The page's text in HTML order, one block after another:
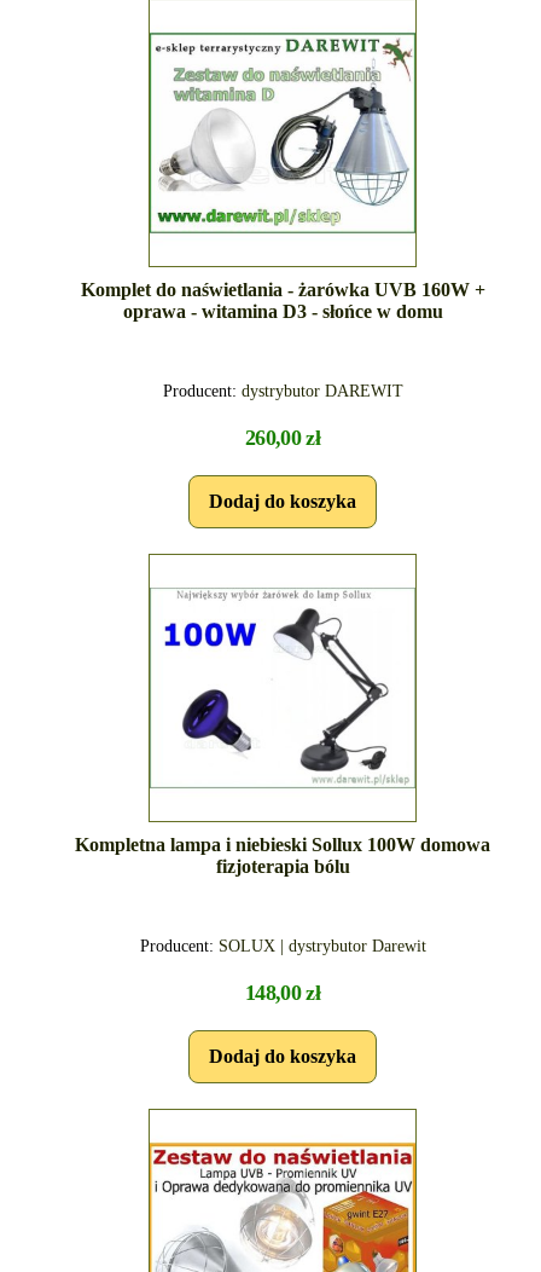
Komplet do naświetlania - żarówka UVB 160W +
oprawa - witamina D3 - słońce w domu
Producent: dystrybutor DAREWIT
260,00 zł
Kompletna lampa i niebieski Sollux 100W domowa
fizjoterapia bólu
Producent: SOLUX | dystrybutor Darewit
148,00 zł